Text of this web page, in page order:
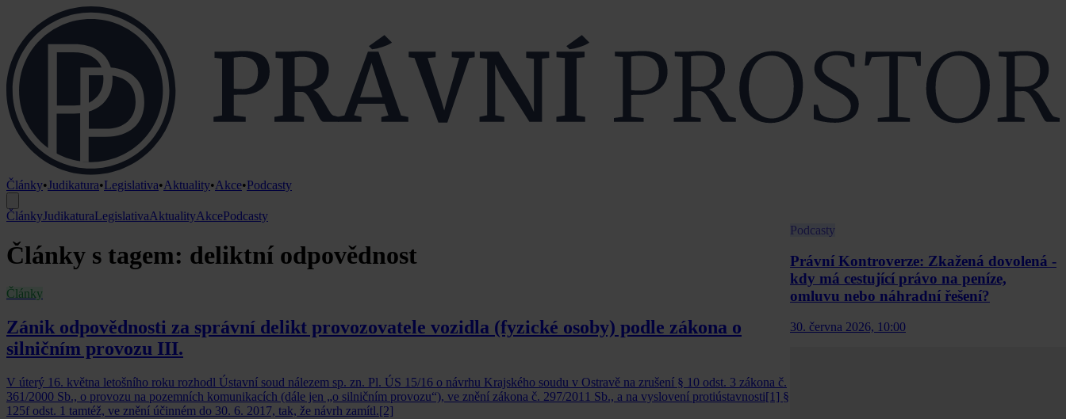
Články•Judikatura•Legislativa•Aktuality•Akce•Podcasty
ČlánkyJudikaturaLegislativaAktualityAkcePodcasty
Články s tagem: deliktní odpovědnost
Články
Zánik odpovědnosti za správní delikt provozovatele vozidla (fyzické osoby) podle zákona o
silničním provozu III.
V úterý 16. května letošního roku rozhodl Ústavní soud nálezem sp. zn. Pl. ÚS 15/16 o návrhu Krajského soudu v Ostravě na zrušení § 10 odst. 3 zákona č.
361/2000 Sb., o provozu na pozemních komunikacích (dále jen „o silničním provozu“), ve znění zákona č. 297/2011 Sb., a na vyslovení protiústavnosti[1] §
125f odst. 1 tamtéž, ve znění účinném do 30. 6. 2017, tak, že návrh zamítl.[2]
Podcasty
Právní Kontroverze: Zkažená dovolená -
kdy má cestující právo na peníze,
omluvu nebo náhradní řešení?
30. června 2026, 10:00